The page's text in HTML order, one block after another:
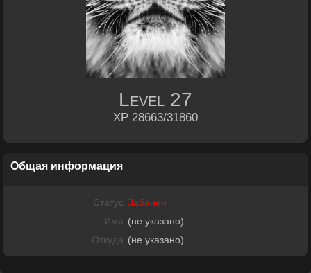
Level 27
XP 28663/31860
Общая информация
Статус Забанен
Имя (не указано)
Откуда (не указано)